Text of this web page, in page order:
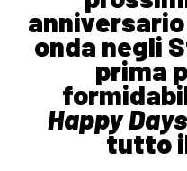
onda negli
prima
Happy Days
tutto